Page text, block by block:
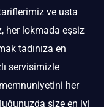
ve usta
her lokmada eşsiz
tadınıza en
servisimizle
her
size en iyi